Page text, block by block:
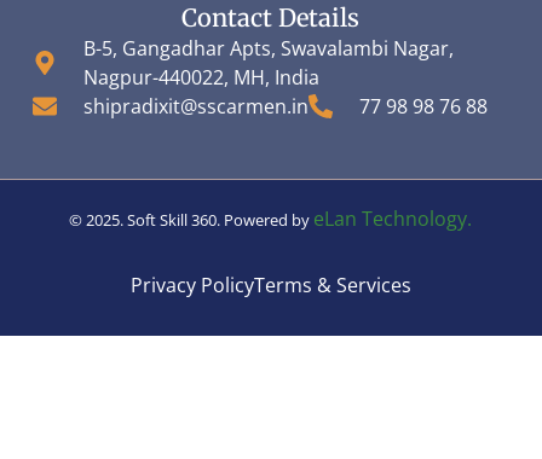
Contact Details
B-5, Gangadhar Apts, Swavalambi Nagar,
Nagpur-440022, MH, India
shipradixit@sscarmen.in
77 98 98 76 88
© 2025. Soft Skill 360. Powered by eLan Technology.
Privacy PolicyTerms & Services